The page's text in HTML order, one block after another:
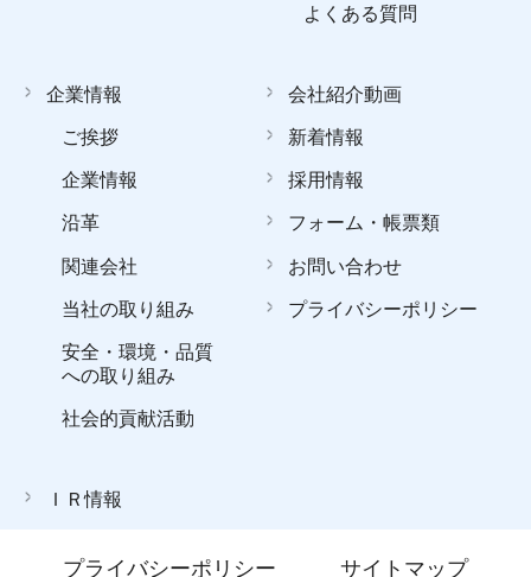
よくある質問
企業情報
ご挨拶
企業情報
沿革
関連会社
当社の取り組み
安全・環境・品質
への取り組み
社会的貢献活動
ＩＲ情報
会社紹介動画
新着情報
採用情報
フォーム・帳票類
お問い合わせ
プライバシーポリシー
プライバシーポリシー サイトマップ